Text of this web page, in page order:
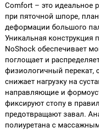
Comfort – это идеальное
при пяточной шпоре,
деформации большого
Уникальная конструкция
NoShock обеспечивает
поглощает и
физиологичный перекат,
снижает нагрузку на
направляющие и
фиксируют стопу в
предотвращают завал.
полиуретана с